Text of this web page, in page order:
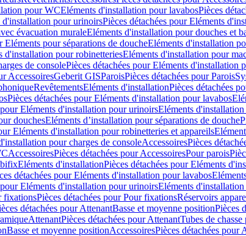
pour WCEléments d'installation pour lavabosPièces
d'installation pour urinoirsPièces détachées pour Eléments
évacuation muraleEléments d'installation pour douches et
Eléments pour séparations de doucheEléments d'installation
d'installation pour robinetteriesEléments d'installation pour
de consolePièces détachées pour Eléments d'installation
AccessoiresGeberit GISParoisPièces détachées pour Parois
RevêtementsEléments d'installationPièces détachées
Pièces détachées pour Eléments d'installation pour lavabos
pour Eléments d'installation pour urinoirsEléments
douchesEléments d’installation pour séparations de douche
Eléments d'installation pour robinetteries et appareils
pour charges de consoleAccessoiresPièces
AccessoiresPièces détachées pour AccessoiresPour parois
Eléments d'installationPièces détachées pour Eléments
détachées pour Eléments d'installation pour lavabos
pour Eléments d'installation pour urinoirsEléments
fixationsPièces détachées pour Pour fixationsRéservoirs
détachées pour AttenantBasse et moyenne positionPièces
AttenantPièces détachées pour AttenantTubes de
Basse et moyenne positionAccessoiresPièces détachées pour